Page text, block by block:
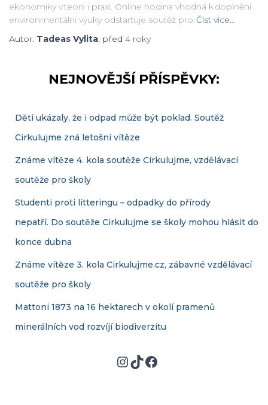
ekonomiky v teorii i praxi. Online hodina vhodná k doplnění
environmentální výuky odstartuje soutěž pro Číst více…
Autor: Tadeas Vylita, před 4 roky
NEJNOVĚJŠÍ PŘÍSPĚVKY:
Děti ukázaly, že i odpad může být poklad. Soutěž
Cirkulujme zná letošní vítěze
Známe vítěze 4. kola soutěže Cirkulujme, vzdělávací
soutěže pro školy
Studenti proti litteringu – odpadky do přírody
nepatří. Do soutěže Cirkulujme se školy mohou hlásit do
konce dubna
Známe vítěze 3. kola Cirkulujme.cz, zábavné vzdělávací
soutěže pro školy
Mattoni 1873 na 16 hektarech v okolí pramenů
minerálních vod rozvíjí biodiverzitu
InstagramTikTok Facebook